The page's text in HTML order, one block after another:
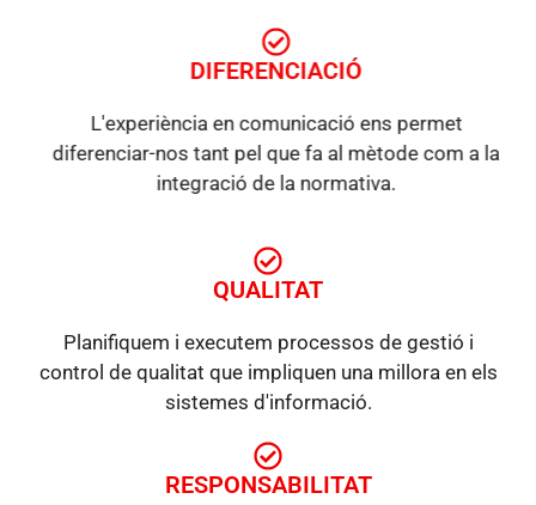
DIFERENCIACIÓ
L'experiència en comunicació ens permet
diferenciar-nos tant pel que fa al mètode com a la
integració de la normativa.
QUALITAT
Planifiquem i executem processos de gestió i
control de qualitat que impliquen una millora en els
sistemes d'informació.
RESPONSABILITAT